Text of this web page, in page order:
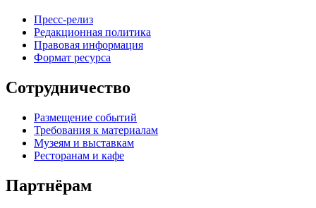
Пресс-релиз
Редакционная политика
Правовая информация
Формат ресурса
Сотрудничество
Размещение событий
Требования к материалам
Музеям и выставкам
Ресторанам и кафе
Партнёрам